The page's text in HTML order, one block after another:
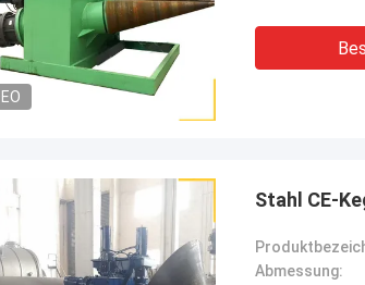
Stahl CE-
Abmessung: